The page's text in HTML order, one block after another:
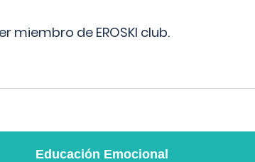
miembro de EROSKI club.
Educación Emocional